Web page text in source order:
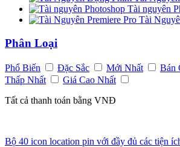
Tài nguyên
Tài
Phân Loại
Phổ Biến Đặc Sắc Mới Nhất Bán
Thấp Nhất
Giá Cao Nhất
Tất cả thanh toán bằng VNĐ
Bộ 40 icon location pin với đầy đủ các tiện